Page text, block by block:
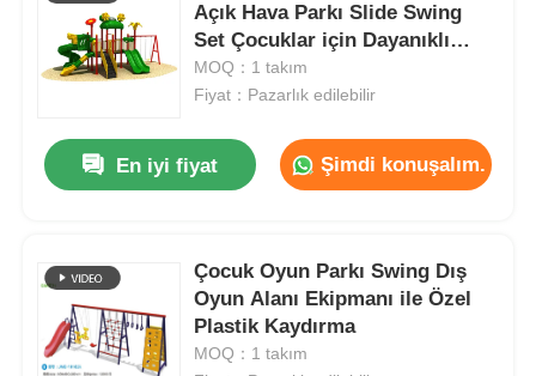
Açık Hava Parkı Slide Swing
Set Çocuklar için Dayanıklı
Oyuncaklar
MOQ：1 takım
Fiyat：Pazarlık edilebilir
En iyi fiyat Şimdi konuşalım.
Çocuk Oyun Parkı Swing Dış
Oyun Alanı Ekipmanı ile Özel
Plastik Kaydırma
MOQ：1 takım